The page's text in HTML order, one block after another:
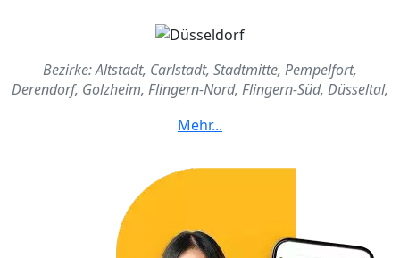
Bezirke: Altstadt, Carlstadt, Stadtmitte, Pempelfort,
Derendorf, Golzheim, Flingern-Nord, Flingern-Süd, Düsseltal,
Flehe, Volmerswerth, Oberkassel, Heerdt, Lörick,
Kalkum, Angermund, Lichtenbroich, Unterrath, Rath,
Mörsenbroich, Gerresheim, Grafenberg, Ludenberg,
Hubbelrath, Knittkuhl, Eller, Lierenfeld, Vennhausen,
Unterbach, Wersten, Holthausen, Reisholz, Benrath,
Urdenbach, Hassels, Itter, Himmelgeist, Garath, Hellerhof